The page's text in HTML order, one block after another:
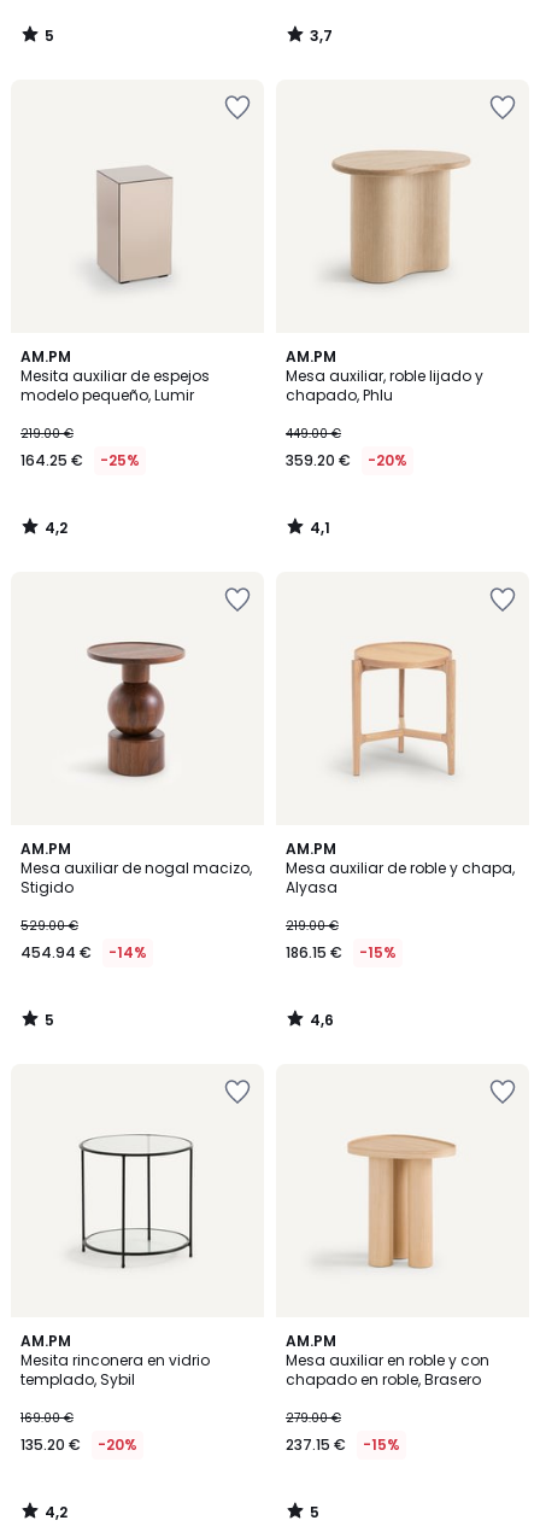
5
/
3,7
/
AM.PM
Mesita auxiliar de espejos
modelo pequeño, Lumir
219.00 €
164.25 € -25%
4,2
/ 5
4,2
/
AM.PM
Mesa auxiliar, roble lijado y
chapado, Phlu
449.00 €
359.20 € -20%
4,1
/ 5
4,1
/
AM.PM
Mesa auxiliar de nogal macizo,
Stigido
529.00 €
454.94 € -14%
5
/
5
5
/
AM.PM
Mesa auxiliar de roble y chapa,
Alyasa
219.00 €
186.15 € -15%
4,6
/ 5
4,6
/
AM.PM
Mesita rinconera en vidrio
templado, Sybil
169.00 €
135.20 € -20%
4,2
/ 5
4,2
/
AM.PM
Mesa auxiliar en roble y con
chapado en roble, Brasero
279.00 €
237.15 € -15%
5
/
5
5
/